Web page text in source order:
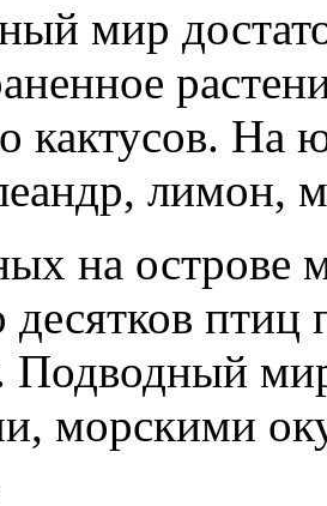
мир
кактусов. На
лимон,
на острове
десятков
Подводный
морскими